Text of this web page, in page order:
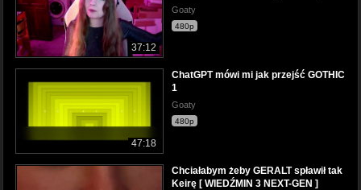
37:12
Goaty
480p
47:18
ChatGPT mówi mi jak przejść GOTHIC
1
Goaty
480p
Chciałabym żeby GERALT spławił tak
Keirę [ WIEDŹMIN 3 NEXT-GEN ]